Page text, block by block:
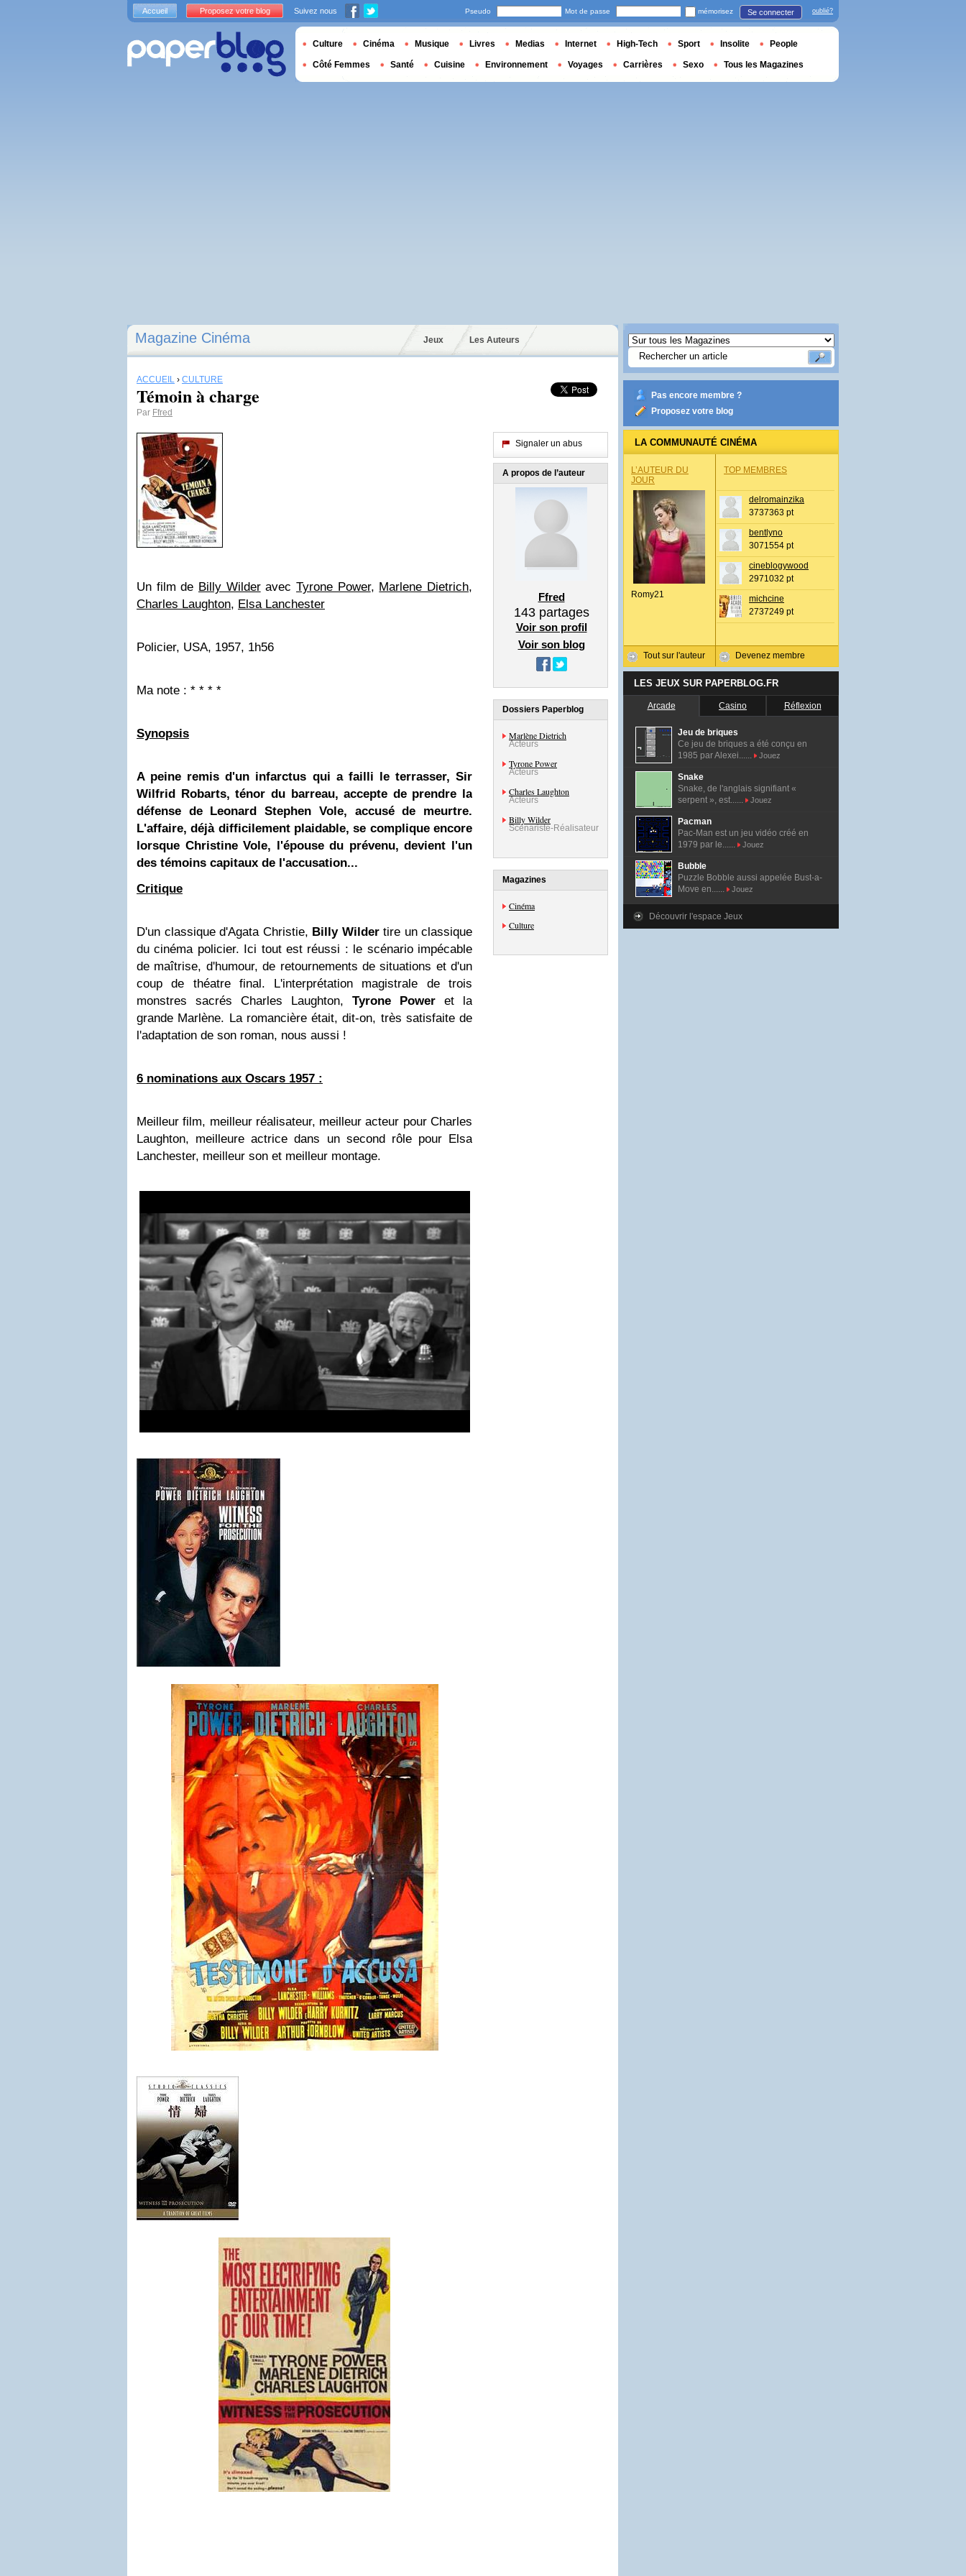
Magazine Cinéma Jeux Les Auteurs
ACCUEIL › CULTURE
Témoin à charge
Par Ffred
Un film de Billy WilderavecTyrone Power, Marlene Dietrich,
Charles Laughton, Elsa Lanchester
Policier, USA, 1957, 1h56
Ma note : * * * *
Synopsis
A peine remis d'un infarctus qui a failli le terrasser, Sir
Wilfrid Robarts, ténor du barreau, accepte de prendre la
défense de Leonard Stephen Vole, accusé de meurtre.
L'affaire, déjà difficilement plaidable, se complique encore
lorsque Christine Vole, l'épouse du prévenu, devient l'un
des témoins capitaux de l'accusation...
Critique
D'un classique d'Agata Christie, Billy Wildertire un classique
du cinéma policier. Ici tout est réussi : le scénario impécable
de maîtrise, d'humour, de retournements de situations et d'un
coup de théatre final. L'interprétation magistrale de trois
monstres sacrés Charles Laughton, Tyrone Power et la
grande Marlène. La romancière était, dit-on, très satisfaite de
l'adaptation de son roman, nous aussi !
6 nominations aux Oscars 1957 :
Meilleur film, meilleur réalisateur, meilleur acteur pour Charles
Laughton, meilleure actrice dans un second rôle pour Elsa
Lanchester, meilleur son et meilleur montage.
Signaler un abus
A propos de l’auteur
Ffred
143partages
Voir son profil
Voir son blog
Dossiers Paperblog
Marlène Dietrich
Acteurs
Tyrone Power
Acteurs
Charles Laughton
Acteurs
Billy Wilder
Scénariste-Réalisateur
Magazines
Cinéma
Culture
Pas encore membre ?
Proposez votre blog
LA COMMUNAUTÉ CINÉMA
L’AUTEUR DU
JOUR
Romy21
Tout sur l'auteur
TOP MEMBRES
delromainzika
3737363 pt
bentlyno
3071554 pt
cineblogywood
2971032 pt
michcine
2737249 pt
Devenez membre
LES JEUX SUR PAPERBLOG.FR
Arcade Casino Réflexion
Jeu de briques
Ce jeu de briques a été conçu en
1985 par Alexei......
Jouez
Snake
Snake, de l'anglais signifiant «
serpent », est......
Jouez
Pacman
Pac-Man est un jeu vidéo créé en
1979 par le......
Jouez
Bubble
Puzzle Bobble aussi appelée Bust-a-
Move en......
Jouez
Découvrir l'espace Jeux
Accueil Proposez votre blog Suivez nous Pseudo Mot de passe mémorisez Se connecter oublié?
Culture Cinéma Musique Livres Medias Internet High-Tech Sport Insolite People
Côté Femmes Santé Cuisine Environnement Voyages Carrières Sexo Tous les Magazines